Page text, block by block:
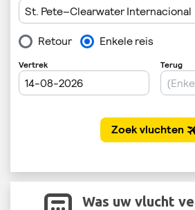
Was uw vlucht